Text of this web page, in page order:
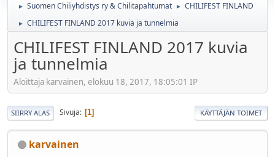
► Suomen Chiliyhdistys ry & Chilitapahtumat ► CHILIFEST FINLAND
► CHILIFEST FINLAND 2017 kuvia ja tunnelmia
CHILIFEST FINLAND 2017 kuvia
ja tunnelmia
Aloittaja karvainen, elokuu 18, 2017, 18:05:01 IP
SIIRRY ALAS Sivuja 1 KÄYTTÄJÄN TOIMET
karvainen